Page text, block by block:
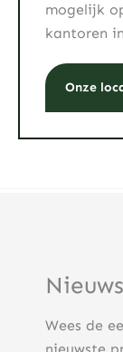
mogelijk
kantoren
Onze
Wees de